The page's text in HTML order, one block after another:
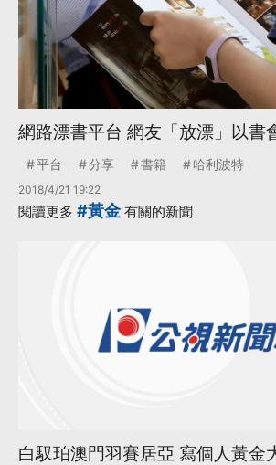
網路漂書平台 網友「放漂」以書
平台 分享 書籍 哈利波特
2018/4/21 19:22
閱讀更多 #黃金有關的新聞
白馭珀澳門羽賽居亞 寫個人黃金